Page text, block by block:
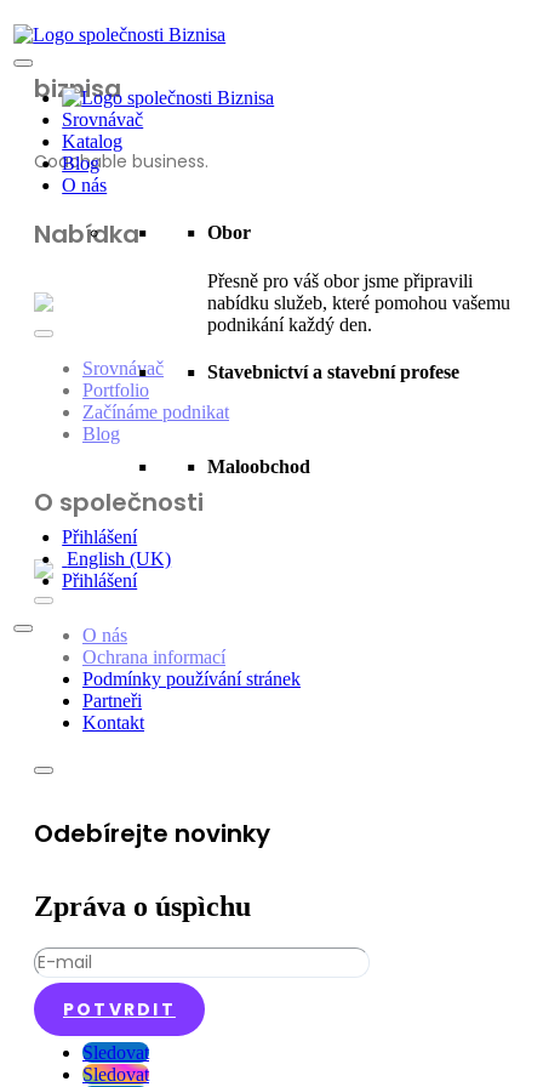
Srovnávač
Katalog
Blog
O nás
Obor
Přesně pro váš obor jsme připravili
nabídku služeb, které pomohou vašemu
podnikání každý den.
Stavebnictví a stavební profese
Maloobchod
Přihlášení
English (UK)
Přihlášení
biznisa
Coachable business.
Nabídka
Srovnávač
Portfolio
Začínáme podnikat
Blog
O společnosti
O nás
Ochrana informací
Podmínky používání stránek
Partneři
Kontakt
Odebírejte novinky
Zpráva o úspìchu
POTVRDIT
Sledovat
Sledovat